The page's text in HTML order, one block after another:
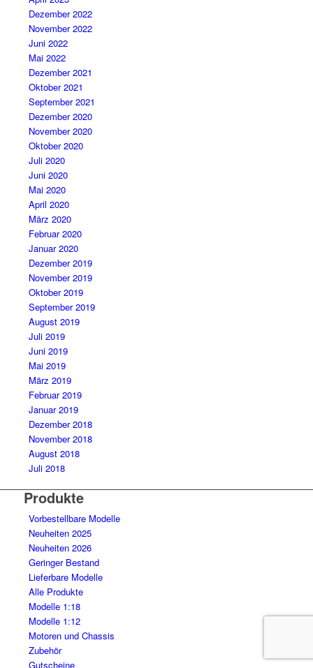
Dezember 2022
November 2022
Juni 2022
Mai 2022
Dezember 2021
Oktober 2021
September 2021
Dezember 2020
November 2020
Oktober 2020
Juli 2020
Juni 2020
Mai 2020
April 2020
März 2020
Februar 2020
Januar 2020
Dezember 2019
November 2019
Oktober 2019
September 2019
August 2019
Juli 2019
Juni 2019
Mai 2019
März 2019
Februar 2019
Januar 2019
Dezember 2018
November 2018
August 2018
Juli 2018
Produkte
Vorbestellbare Modelle
Neuheiten 2025
Neuheiten 2026
Geringer Bestand
Lieferbare Modelle
Alle Produkte
Modelle 1:18
Modelle 1:12
Motoren und Chassis
Zubehör
Gutscheine